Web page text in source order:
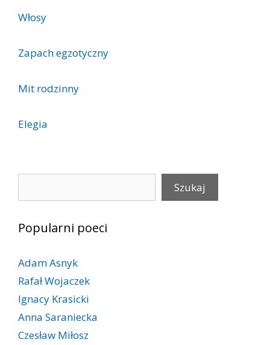
Włosy
Zapach egzotyczny
Mit rodzinny
Elegia
Szukaj
Popularni poeci
Adam Asnyk
Rafał Wojaczek
Ignacy Krasicki
Anna Saraniecka
Czesław Miłosz